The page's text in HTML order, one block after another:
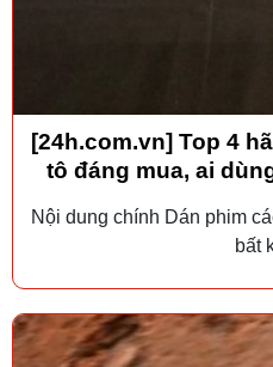
[24h.com.vn] Top 4
tô đáng mua, ai
Nội dung chính Dán phim
bất